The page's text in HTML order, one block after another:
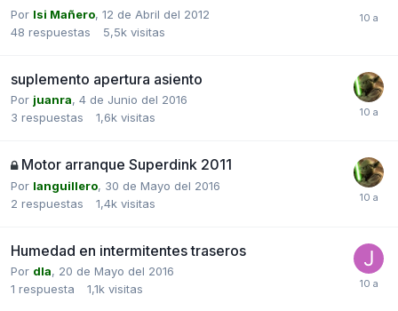
Por Isi Mañero, 12 de Abril del 2012
48 respuestas 5,5k visitas
suplemento apertura asiento
Por juanra, 4 de Junio del 2016
3 respuestas 1,6k visitas
Motor arranque Superdink 2011
Por languillero, 30 de Mayo del 2016
2 respuestas 1,4k visitas
Humedad en intermitentes traseros
Por dla, 20 de Mayo del 2016
1 respuesta 1,1k visitas